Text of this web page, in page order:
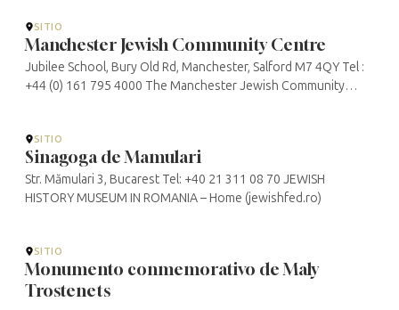
SITIO
Manchester Jewish Community Centre
Jubilee School, Bury Old Rd, Manchester, Salford M7 4QY Tel :
+44 (0) 161 795 4000 The Manchester Jewish Community
SITIO
Sinagoga de Mamulari
Str. Mămulari 3, Bucarest Tel: +40 21 311 08 70 JEWISH
HISTORY MUSEUM IN ROMANIA – Home (jewishfed.ro)
SITIO
Monumento conmemorativo de Maly
Trostenets